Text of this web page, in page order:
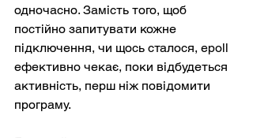
одночасно. Замість того, щоб
постійно запитувати кожне
підключення, чи щось сталося, epoll
ефективно чекає, поки відбудеться
активність, перш ніж повідомити
програму.